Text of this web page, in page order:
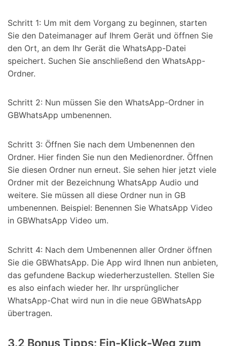
Schritt 1: Um mit dem Vorgang zu beginnen, starten
Sie den Dateimanager auf Ihrem Gerät und öffnen Sie
den Ort, an dem Ihr Gerät die WhatsApp-Datei
speichert. Suchen Sie anschließend den WhatsApp-
Ordner.
Schritt 2: Nun müssen Sie den WhatsApp-Ordner in
GBWhatsApp umbenennen.
Schritt 3: Öffnen Sie nach dem Umbenennen den
Ordner. Hier finden Sie nun den Medienordner. Öffnen
Sie diesen Ordner nun erneut. Sie sehen hier jetzt viele
Ordner mit der Bezeichnung WhatsApp Audio und
weitere. Sie müssen all diese Ordner nun in GB
umbenennen. Beispiel: Benennen Sie WhatsApp Video
in GBWhatsApp Video um.
Schritt 4: Nach dem Umbenennen aller Ordner öffnen
Sie die GBWhatsApp. Die App wird Ihnen nun anbieten,
das gefundene Backup wiederherzustellen. Stellen Sie
es also einfach wieder her. Ihr ursprünglicher
WhatsApp-Chat wird nun in die neue GBWhatsApp
übertragen.
3.2 Bonus Tipps: Ein-Klick-Weg zum